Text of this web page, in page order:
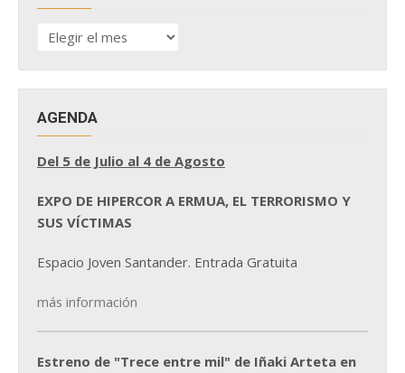
HISTÓRICO
DE
AGENDA
Del 5 de Julio al 4 de Agosto
EXPO DE HIPERCOR A ERMUA, EL TERRORISMO Y
SUS VÍCTIMAS
Espacio Joven Santander. Entrada Gratuita
más información
Estreno de "Trece entre mil" de Iñaki Arteta en